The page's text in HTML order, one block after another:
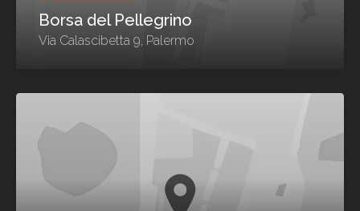
Borsa del Pellegrino
Via Calascibetta 9, Palermo